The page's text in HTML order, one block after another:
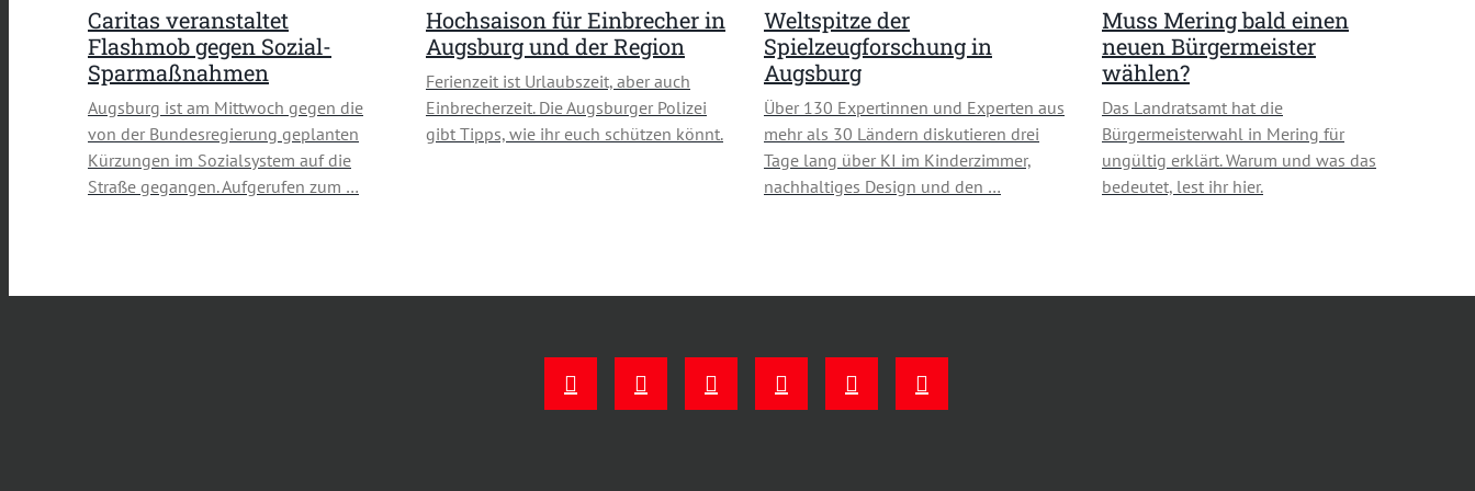
Caritas veranstaltet
Flashmob gegen Sozial-
Sparmaßnahmen
Augsburg ist am Mittwoch gegen die
von der Bundesregierung geplanten
Kürzungen im Sozialsystem auf die
Straße gegangen. Aufgerufen zum …
Hochsaison für Einbrecher in
Augsburg und der Region
Ferienzeit ist Urlaubszeit, aber auch
Einbrecherzeit. Die Augsburger Polizei
gibt Tipps, wie ihr euch schützen könnt.
Weltspitze der
Spielzeugforschung in
Augsburg
Über 130 Expertinnen und Experten aus
mehr als 30 Ländern diskutieren drei
Tage lang über KI im Kinderzimmer,
nachhaltiges Design und den …
Muss Mering bald einen
neuen Bürgermeister
wählen?
Das Landratsamt hat die
Bürgermeisterwahl in Mering für
ungültig erklärt. Warum und was das
bedeutet, lest ihr hier.